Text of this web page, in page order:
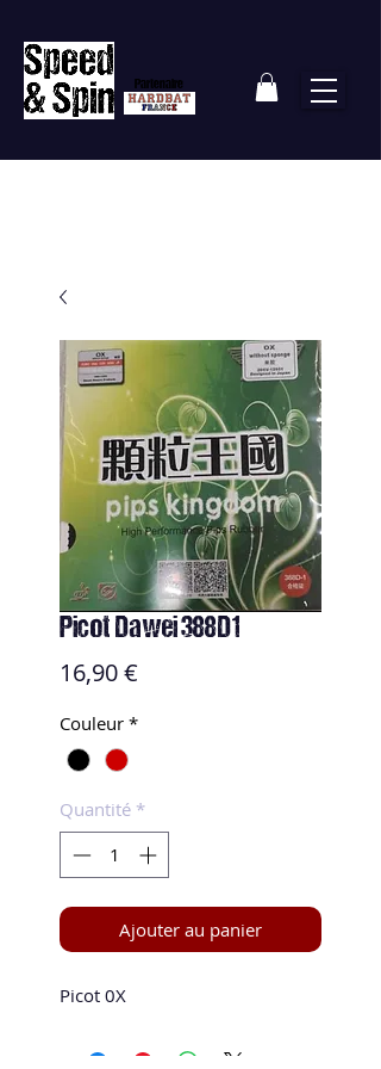
Partenaire
Picot Dawei 388D1
16,90 €
Couleur *
Quantité *
Ajouter au panier
Picot 0X